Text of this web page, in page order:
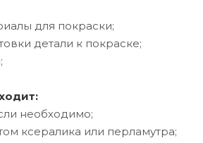
для покраски;
детали к покраске;
необходимо;
ксералика или перламутра;